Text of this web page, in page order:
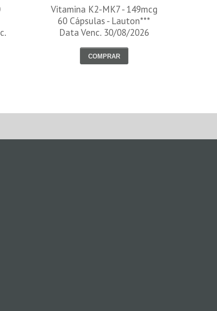
Vitamina K2-MK7 - 149mcg
60 Cápsulas - Lauton***
Data Venc. 30/08/2026
COMPRAR